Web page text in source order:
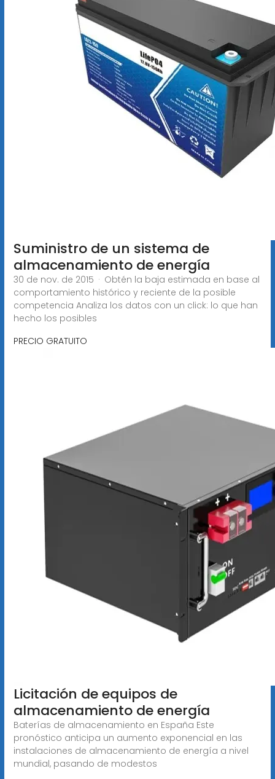
Suministro de un sistema de
almacenamiento de energía
30 de nov. de 2015 · Obtén la baja estimada en base al
comportamiento histórico y reciente de la posible
competencia Analiza los datos con un click: lo que han
hecho los posibles
PRECIO GRATUITO
Licitación de equipos de
almacenamiento de energía
Baterías de almacenamiento en España Este
pronóstico anticipa un aumento exponencial en las
instalaciones de almacenamiento de energía a nivel
mundial, pasando de modestos